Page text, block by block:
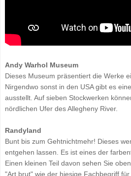
Andy Warhol Museum
Dieses Museum präsentiert die Werke
Nirgendwo sonst in den USA gibt es
ausstellt. Auf sieben Stockwerken
nördlichen Ufer des Allegheny River.
Randyland
Bunt bis zum Gehtnichtmehr! Dieses
entgehen lassen. Es ist eines der
Einen kleinen Teil davon sehen Sie
"Art brut" wie der hiesige Fachbegriff